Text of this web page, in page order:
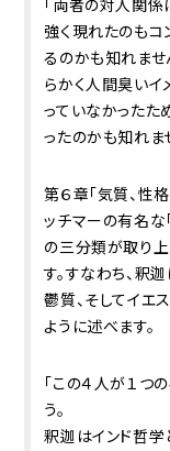
「両者の対人関係
強く現れたのもコ
るのかも知れませ
らかく人間臭いイ
っていなかった
ったのかも知れま
第６章「気質、性
ッチマーの有名な
の三分類が取り
す。すなわち、釈
鬱質、そしてイエ
ように述べます。
「この４人が１つ
う。
釈迦はインド哲学